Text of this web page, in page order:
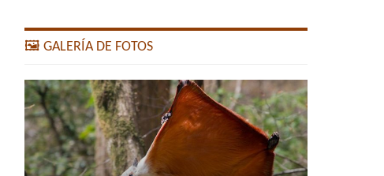
🖼️ GALERÍA DE FOTOS